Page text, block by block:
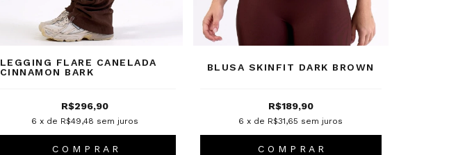
LEGGING FLARE CANELADA
CINNAMON BARK
R$296,90
6 x de R$49,48 sem juros
C O M P R A R
BLUSA SKINFIT DARK BROWN
R$189,90
6 x de R$31,65 sem juros
C O M P R A R